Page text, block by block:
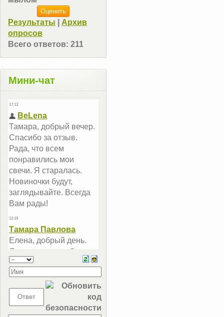
Результаты
Архив
опросов
Всего ответов: 211
Мини-чат